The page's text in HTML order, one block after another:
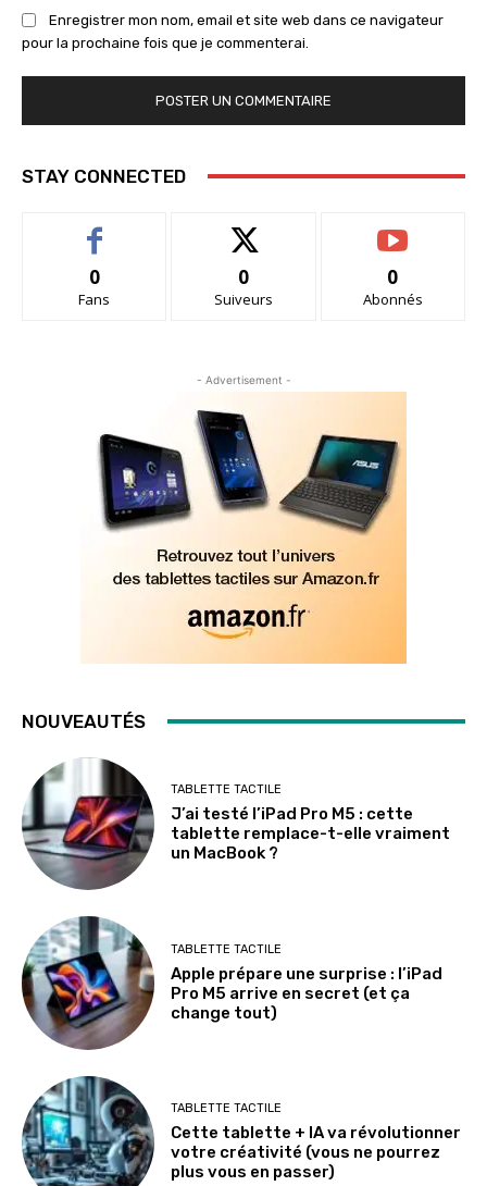
Enregistrer mon nom, email et site web dans ce navigateur
pour la prochaine fois que je commenterai.
STAY CONNECTED
0
Fans
0
Suiveurs
0
Abonnés
- Advertisement -
NOUVEAUTÉS
TABLETTE TACTILE
J’ai testé l’iPad Pro M5 : cette
tablette remplace-t-elle vraiment
un MacBook ?
TABLETTE TACTILE
Apple prépare une surprise : l’iPad
Pro M5 arrive en secret (et ça
change tout)
TABLETTE TACTILE
Cette tablette + IA va révolutionner
votre créativité (vous ne pourrez
plus vous en passer)